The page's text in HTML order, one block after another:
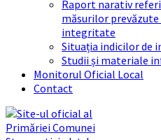
Raport narativ
măsurilor prevăzute
integritate
Situația indicilor de
Studii și materiale
Monitorul Oficial Local
Contact